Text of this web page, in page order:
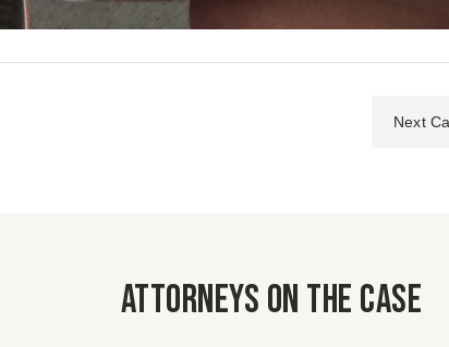
Next
Attorneys on the case